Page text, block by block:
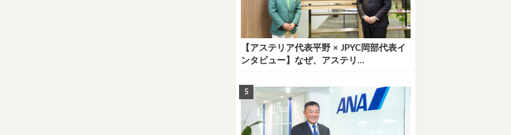
【アステリア代表平野 × JPYC岡部代表イ
ンタビュー】なぜ、アステリ...